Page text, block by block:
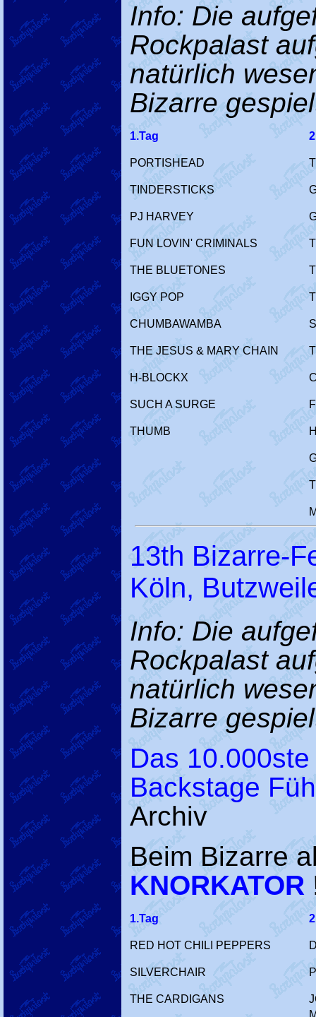
Info: Die
Rockpalast
natürlich
Bizarre
1.Tag
PORTISHEAD
TINDERSTICKS
PJ HARVEY
FUN LOVIN' CRIMINALS
THE BLUETONES
IGGY POP
CHUMBAWAMBA
THE JESUS & MARY CHAIN
H-BLOCKX
SUCH A SURGE
THUMB
13th Bizarre-
Köln,
Info: Die
Rockpalast
natürlich
Bizarre
Das
Backstage
Archiv
Beim Bizarre
KNORKATOR
1.Tag
RED HOT CHILI PEPPERS
SILVERCHAIR
THE CARDIGANS